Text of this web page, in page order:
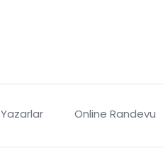
Yazarlar Online Randevu